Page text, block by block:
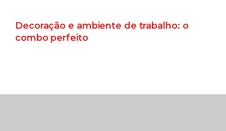
Decoração e ambiente de trabalho: o
combo perfeito